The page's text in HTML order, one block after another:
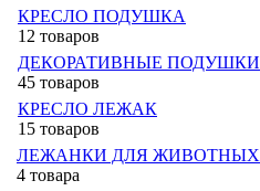
КРЕСЛО ПОДУШКА
12 товаров
ДЕКОРАТИВНЫЕ ПОДУШКИ
45 товаров
КРЕСЛО ЛЕЖАК
15 товаров
ЛЕЖАНКИ ДЛЯ ЖИВОТНЫХ
4 товара